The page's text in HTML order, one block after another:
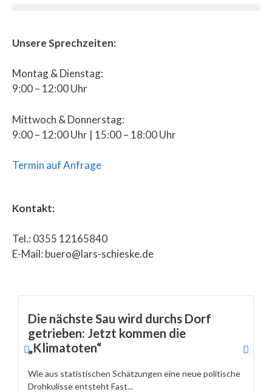
Unsere Sprechzeiten:
Montag & Dienstag:
9:00 – 12:00 Uhr
Mittwoch & Donnerstag:
9:00 – 12:00 Uhr | 15:00 – 18:00 Uhr
Termin auf Anfrage
Kontakt:
Tel.: 0355 12165840
E-Mail: buero@lars-schieske.de
Die nächste Sau wird durchs Dorf
getrieben: Jetzt kommen die
„Klimatoten“
Wie aus statistischen Schätzungen eine neue politische
Drohkulisse entsteht Fast...